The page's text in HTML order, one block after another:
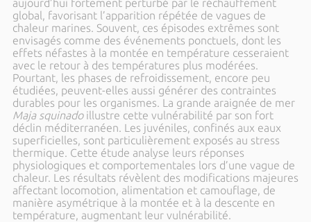
aujourd’hui fortement perturbé par le réchauffement
global, favorisant l’apparition répétée de vagues de
chaleur marines. Souvent, ces épisodes extrêmes sont
envisagés comme des événements ponctuels, dont les
effets néfastes à la montée en température cesseraient
avec le retour à des températures plus modérées.
Pourtant, les phases de refroidissement, encore peu
étudiées, peuvent-elles aussi générer des contraintes
durables pour les organismes. La grande araignée de mer
Maja squinadoillustre cette vulnérabilité par son fort
déclin méditerranéen. Les juvéniles, confinés aux eaux
superficielles, sont particulièrement exposés au stress
thermique. Cette étude analyse leurs réponses
physiologiques et comportementales lors d’une vague de
chaleur. Les résultats révèlent des modifications majeures
affectant locomotion, alimentation et camouflage, de
manière asymétrique à la montée et à la descente en
température, augmentant leur vulnérabilité.